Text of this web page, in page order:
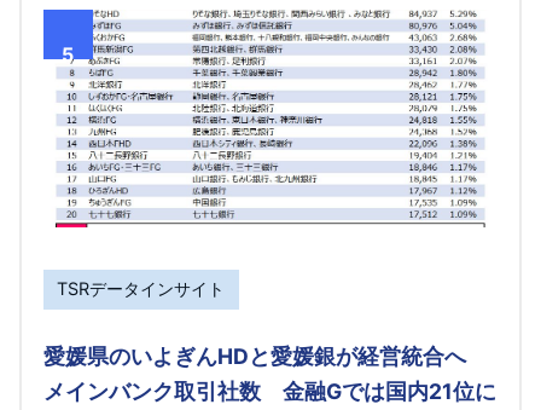
5
TSRデータインサイト
愛媛県のいよぎんHDと愛媛銀が経営統合へ
メインバンク取引社数 金融Gでは国内21位に